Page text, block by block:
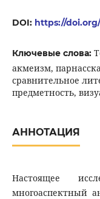
DOI: https://doi.org/
Ключевые слова:
акмеизм,
сравнительное
предметность,
АННОТАЦИЯ
Настоящее
многоаспектный